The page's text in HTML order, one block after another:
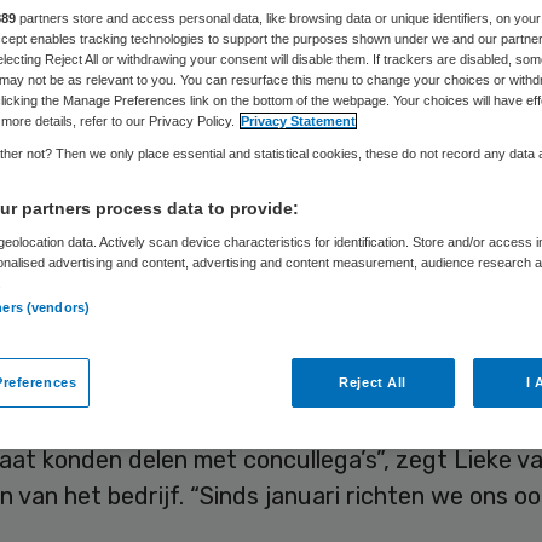
Skipr Redactie 17 juni 2013,09:15 42 keer gelezen
die kampen met overcapaciteit of een
kunnen dat toch nog rendabel
een online marktplaats waar
kunnen verkopen of verhuren.
voor overtollige medische apparatuur,
is afgelopen mei operationeel geworden.
konden delen met concullega’s”, zegt Lieke
van het bedrijf. “Sinds januari richten we ons
partners store and access personal data, like browsing data or unique identifiers, on your
enables tracking technologies to support the purposes shown under we and our
Reject All or withdrawing your consent will disable them. If trackers are disabled,
not be as relevant to you. You can resurface this menu to change your choices or
the Manage Preferences link on the bottom of the webpage. Your choices will have
details, refer to our Privacy Policy. Privacy Statement
not? Then we only place essential and statistical cookies, these do not record any data
partners process data to provide:
data. Actively scan device characteristics for identification. Store and/or access
advertising and content, advertising and content measurement, audience research
(vendors)
Reject All I